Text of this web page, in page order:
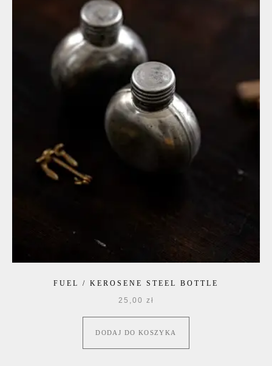
FUEL / KEROSENE STEEL BOTTLE
25,00 zł
DODAJ DO KOSZYKA